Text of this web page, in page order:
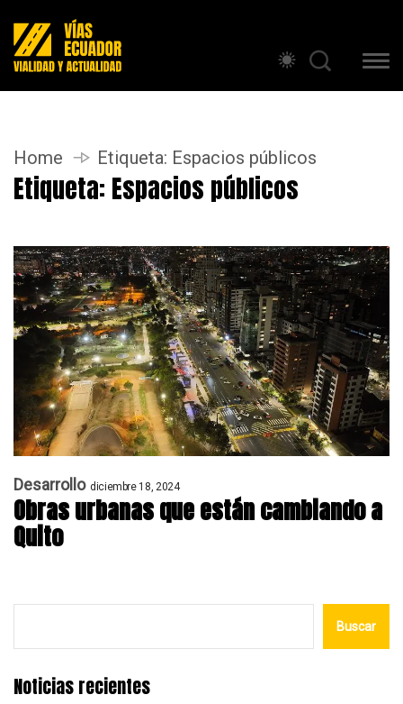
Home Etiqueta: Espacios públicos
Etiqueta: Espacios públicos
Desarrollo diciembre 18, 2024
Obras urbanas que están cambiando a
Quito
Buscar
Noticias recientes